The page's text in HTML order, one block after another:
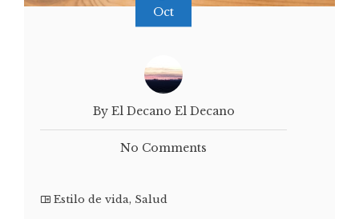
Oct
By El Decano El Decano
No Comments
Estilo de vida, Salud